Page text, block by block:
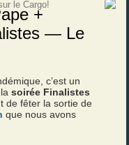
+
— Le
c’est un
lasoirée Finalistes
de fêter la sortie de
que nous avons